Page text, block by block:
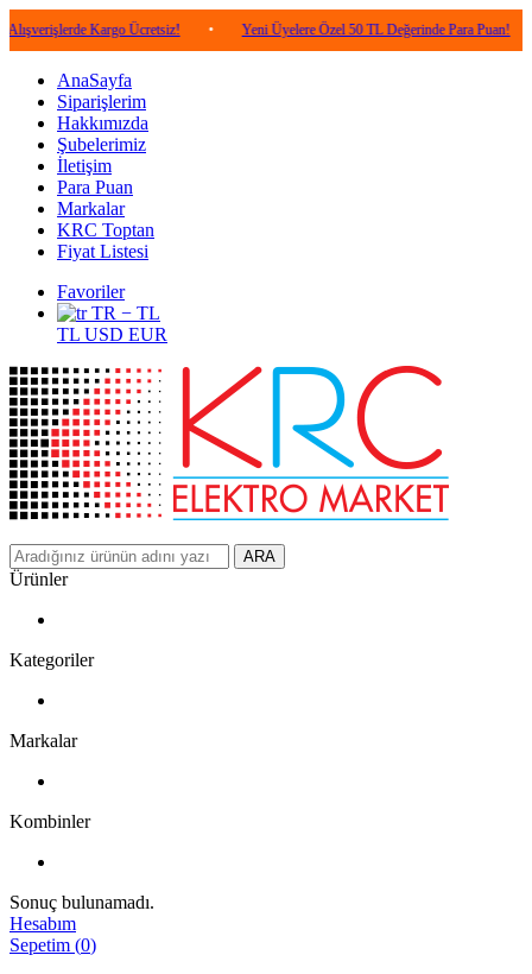
Kargo Ücretsiz! • Yeni Üyelere Özel 50 TL Değerinde Para Puan! •
AnaSayfa
Siparişlerim
Hakkımızda
Şubelerimiz
İletişim
Para Puan
Markalar
KRC Toptan
Fiyat Listesi
Favoriler
TR − TL
TL USD EUR
ARA
Ürünler
Kategoriler
Markalar
Kombinler
Sonuç bulunamadı.
Hesabım
Sepetim (0)